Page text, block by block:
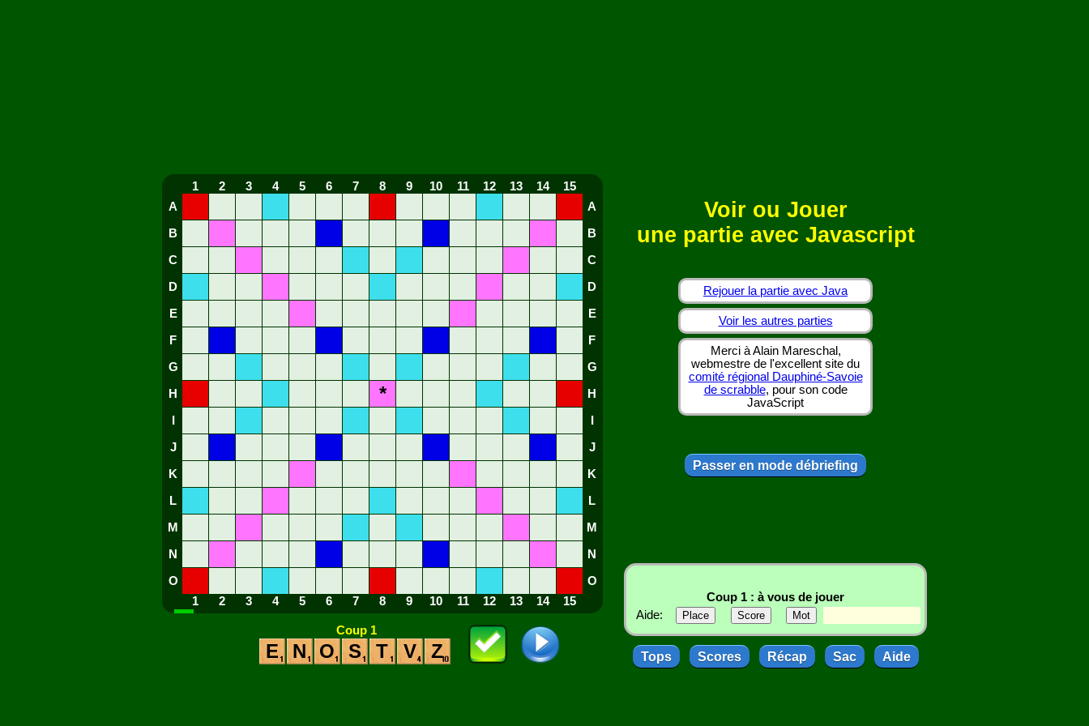
1 2 3 4 5 6 7 8 9 10 11 12 13 14
15
A
A
B B
C C
D D
E E
F F
G G
H * H
J J
K K
L L
M M
N N
O
O
1
2 3 4 5 6 7 8 9 10 11 12 13 14 15
Coup 1
E N O S T V Z
Voir ou Jouer
une partie avec Javascript
Rejouer la partie avec Java
Voir les autres parties
Merci à Alain Mareschal,
webmestre de l'excellent site du
comité régional Dauphiné-Savoie
de scrabble, pour son code
JavaScript
Passer en mode débriefing
Coup 1 : à vous de jouer
Aide:
Tops Scores Récap Sac Aide